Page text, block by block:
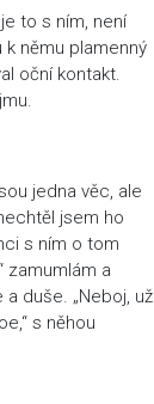
to s ním, není
němu plamenný
oční kontakt.
jedna věc, ale
jsem ho
s ním o tom
zamumlám a
duše. „Neboj, už
s něhou